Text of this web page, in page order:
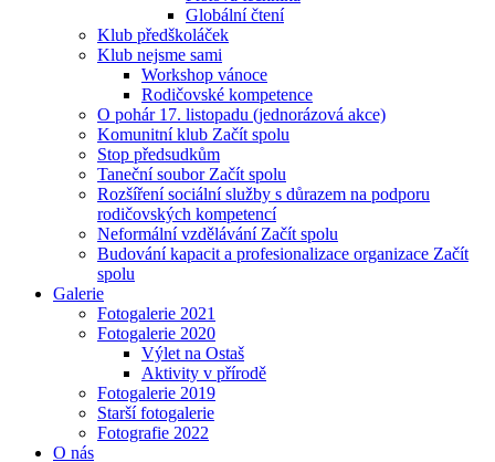
Globální čtení
Klub předškoláček
Klub nejsme sami
Workshop vánoce
Rodičovské kompetence
O pohár 17. listopadu (jednorázová akce)
Komunitní klub Začít spolu
Stop předsudkům
Taneční soubor Začít spolu
Rozšíření sociální služby s důrazem na podporu
rodičovských kompetencí
Neformální vzdělávání Začít spolu
Budování kapacit a profesionalizace organizace Začít
spolu
Galerie
Fotogalerie 2021
Fotogalerie 2020
Výlet na Ostaš
Aktivity v přírodě
Fotogalerie 2019
Starší fotogalerie
Fotografie 2022
O nás